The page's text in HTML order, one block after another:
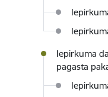
Iepirkuma
pagasta